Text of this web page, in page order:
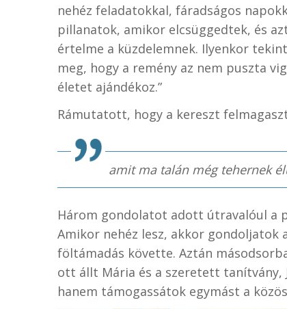
nehéz feladatokkal, fáradságos
pillanatok, amikor elcsüggedtek, és
értelme a küzdelemnek. Ilyenkor
meg, hogy a remény az nem puszta
életet ajándékoz.”
Rámutatott, hogy a kereszt
amit ma talán még tehernek
Három gondolatot adott útravalóul a
Amikor nehéz lesz, akkor
föltámadás követte. Aztán
ott állt Mária és a szeretett tanítvány,
hanem támogassátok egymást a